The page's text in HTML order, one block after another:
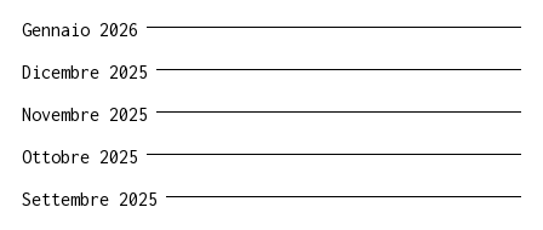
Gennaio 2026
Dicembre 2025
Novembre 2025
Ottobre 2025
Settembre 2025